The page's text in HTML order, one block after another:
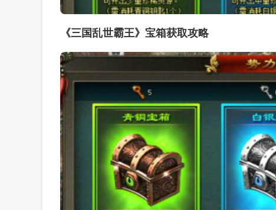
《三国乱世霸王》宝箱获取攻略